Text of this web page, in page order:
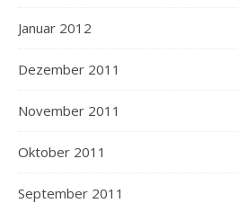
Januar 2012
Dezember 2011
November 2011
Oktober 2011
September 2011